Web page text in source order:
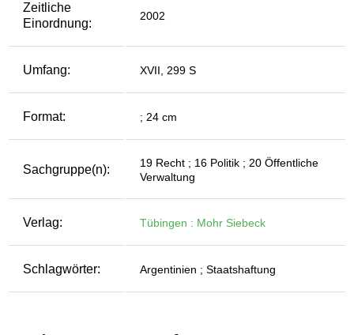
Zeitliche
Einordnung:
2002
Umfang: XVII, 299 S
Format: ; 24 cm
Sachgruppe(n):
19 Recht ; 16 Politik ; 20 Öffentliche
Verwaltung
Verlag: Tübingen : Mohr Siebeck
Schlagwörter: Argentinien ; Staatshaftung